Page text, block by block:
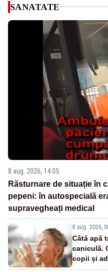
SANATATE
8 aug. 2026, 14:05
Răsturnare de situație în
pepeni: în autospecială
supravegheați medical
8 aug. 2026,
Câtă apă
caniculă.
copii și